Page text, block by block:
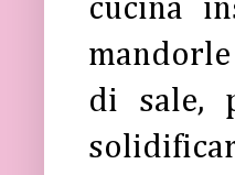
cucina
di sale,